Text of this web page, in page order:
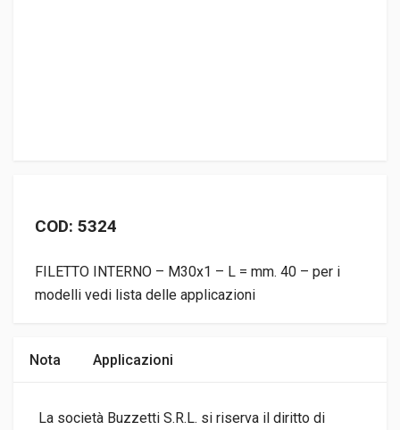
COD: 5324
FILETTO INTERNO – M30x1 – L = mm. 40 – per i
modelli vedi lista delle applicazioni
Nota Applicazioni
La società Buzzetti S.R.L. si riserva il diritto di